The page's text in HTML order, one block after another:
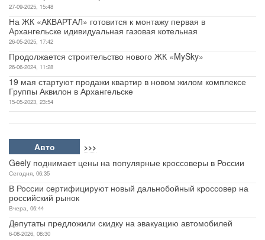
27-09-2025, 15:48
На ЖК «АКВАРТАЛ» готовится к монтажу первая в
Архангельске идивидуальная газовая котельная
26-05-2025, 17:42
Продолжается строительство нового ЖК «MySky»
26-06-2024, 11:28
19 мая стартуют продажи квартир в новом жилом комплексе
Группы Аквилон в Архангельске
15-05-2023, 23:54
Авто >>>
Geely поднимает цены на популярные кроссоверы в России
Сегодня, 06:35
В России сертифицируют новый дальнобойный кроссовер на
российский рынок
Вчера, 06:44
Депутаты предложили скидку на эвакуацию автомобилей
6-08-2026, 08:30